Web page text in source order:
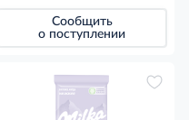
Сообщить
о поступлении